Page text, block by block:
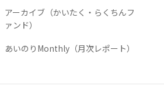
アーカイブ（かいたく・らくちんフ
ァンド）
あいのりMonthly（月次レポート）